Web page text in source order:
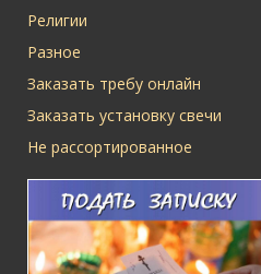
Религии
Разное
Заказать требу онлайн
Заказать установку свечи
Не рассортированное